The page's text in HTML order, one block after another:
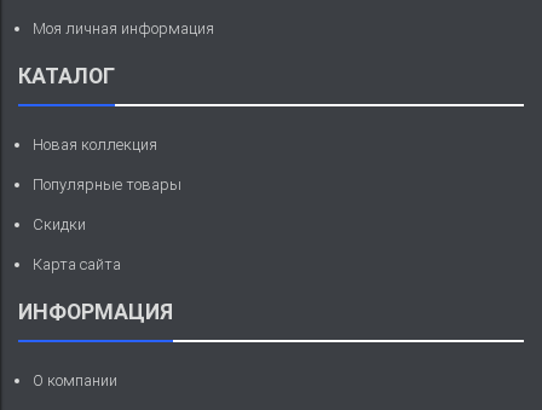
Моя личная информация
КАТАЛОГ
Новая коллекция
Популярные товары
Скидки
Карта сайта
ИНФОРМАЦИЯ
О компании